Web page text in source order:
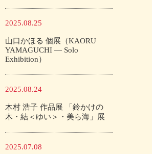
2025.08.25
山口かほる 個展（KAORU
YAMAGUCHI — Solo
Exhibition）
2025.08.24
木村 浩子 作品展 「鈴かけの
木・結＜ゆい＞・美ら海」展
2025.07.08